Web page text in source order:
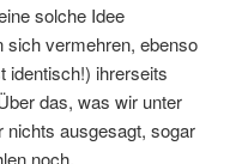
solche Idee
vermehren, ebenso
identisch!) ihrerseits
das, was wir unter
nichts ausgesagt, sogar
noch.